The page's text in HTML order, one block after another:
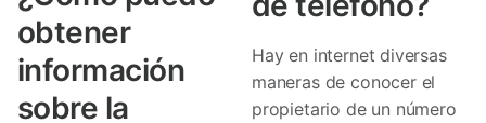
obtener
información
sobre la
Hay en internet diversas
maneras de conocer el
propietario de un número